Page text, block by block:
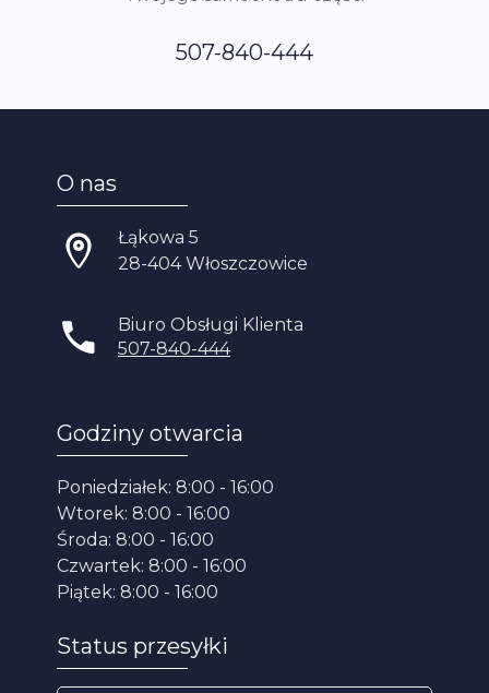
507-840-444
O nas
Łąkowa 5
28-404 Włoszczowice
Biuro Obsługi Klienta
507-840-444
Godziny otwarcia
Poniedziałek: 8:00 - 16:00
Wtorek: 8:00 - 16:00
Środa: 8:00 - 16:00
Czwartek: 8:00 - 16:00
Piątek: 8:00 - 16:00
Status przesyłki